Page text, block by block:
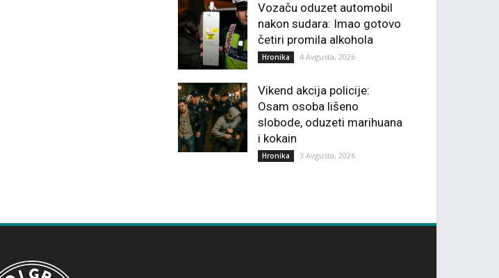
Vozaču oduzet automobil
nakon sudara: Imao gotovo
četiri promila alkohola
Hronika 4 Avgusta, 2026
Vikend akcija policije:
Osam osoba lišeno
slobode, oduzeti marihuana
i kokain
Hronika 3 Avgusta, 2026